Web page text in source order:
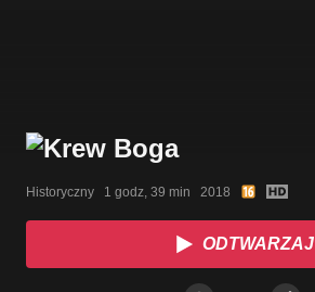
Historyczny   1 godz, 39 min   2018
ODTWARZAJ